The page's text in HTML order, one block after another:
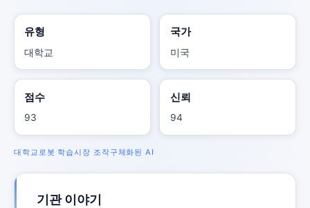
유형
대학교
국가
미국
점수
93
신뢰
94
대학교 로봇 학습시장 조작구체화된 AI
기관 이야기